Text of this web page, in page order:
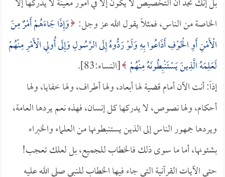
الخاصة من الناس، فمثلاً يقول الله عز وجل: وَإِذَا جَاءَهُمْ أَمْرٌ مِنَ
الْأَمْنِ أَوِ الْخَوْفِ أَذَاعُوا بِهِ وَلَوْ رَدُّوهُ إِلَى الرَّسُولِ وَإِلَى أُولِي الْأَمْرِ مِنْهُمْ
لَعَلِمَهُ الَّذِينَ يَسْتَنْبِطُونَهُ مِنْهُمْ [النساء:83].
إذاً: أنت الآن أمام قضية لها أبعاد، ولها أطراف، ولها خفايا، ولها
أحكام، ولها نصوص، لا يدركها كل إنسان، فهذه نعم يردها العامة،
ويردها جمهور الناس إلى الذين يستنبطونها من العلماء والخبراء
بشئونها، أما ما سوى ذلك فالخطاب للجميع، بل لعلك تعجب!
حتى الآيات القرآنية التي جاء فيها الخطاب للنبي صلى الله عليه